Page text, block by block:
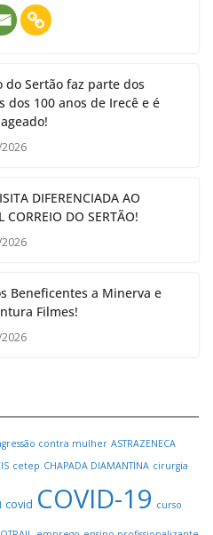
do Sertão faz parte dos
dos 100 anos de Irecê e é
DIFERENCIADA AO
CORREIO DO SERTÃO!
Beneficentes a Minerva e
Filmes!
contra mulher ASTRAZENECA
cetep CHAPADA DIAMANTINA cirurgia
covid COVID-19 curso